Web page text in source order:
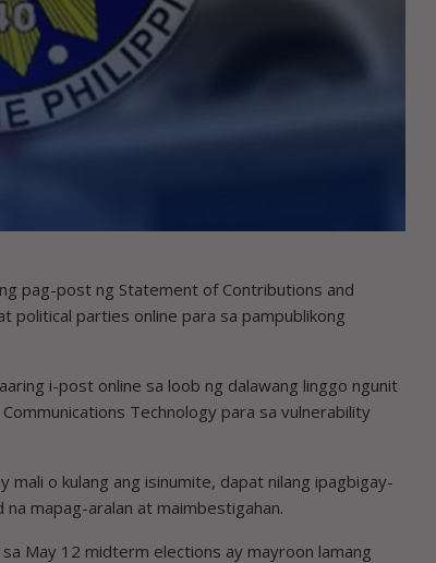
pag-post ng Statement of Contributions and
political parties online para sa pampublikong
i-post online sa loob ng dalawang linggo ngunit
Technology para sa vulnerability
mali o kulang ang isinumite, dapat nilang ipagbigay-
mapag-aralan at maimbestigahan.
May 12 midterm elections ay mayroon lamang